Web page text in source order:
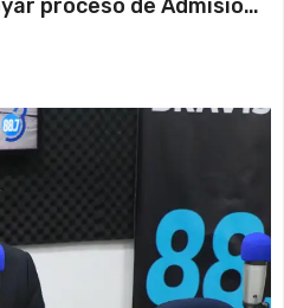
proceso de Admisión